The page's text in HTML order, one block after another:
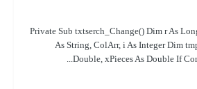
Private Sub txtserch_Change() Dim r As
As String, ColArr, i As Integer Dim
Double, xPieces As Double If